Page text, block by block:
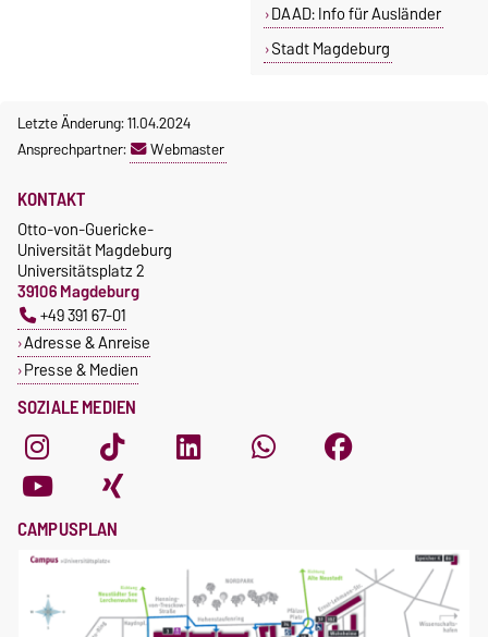
DAAD: Info für Ausländer
Stadt Magdeburg
Letzte Änderung: 11.04.2024
Ansprechpartner:
Webmaster
SOZIALE MEDIEN
KONTAKT
Otto-von-Guericke-
Universität Magdeburg
Universitätsplatz 2
39106 Magdeburg
+49 391 67-01
Adresse & Anreise
Presse & Medien
CAMPUSPLAN